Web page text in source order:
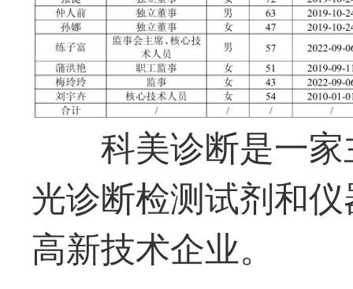
科美诊断是一
光诊断检测试剂和
高新技术企业。